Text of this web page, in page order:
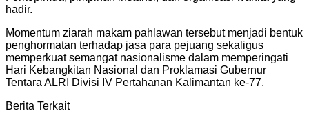
hadir.
Momentum ziarah makam pahlawan tersebut menjadi bentuk
penghormatan terhadap jasa para pejuang sekaligus
memperkuat semangat nasionalisme dalam memperingati
Hari Kebangkitan Nasional dan Proklamasi Gubernur
Tentara ALRI Divisi IV Pertahanan Kalimantan ke-77.
Berita Terkait